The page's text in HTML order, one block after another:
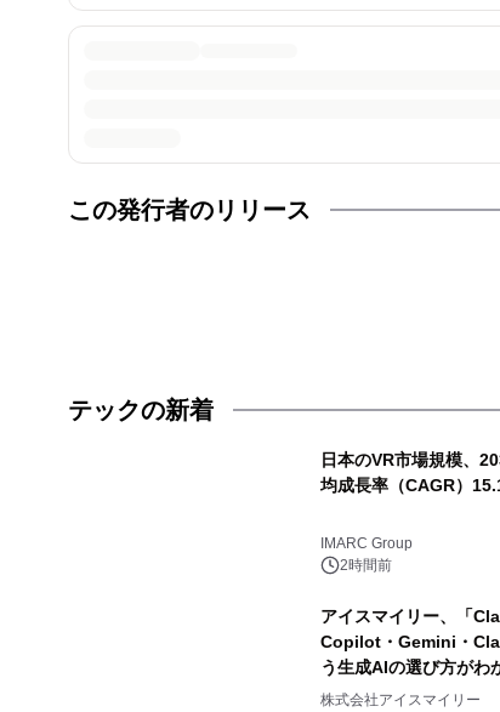
この発行者のリリース
テックの新着
日本のVR市場規模、
均成長率（CAGR）
IMARC Group
2時間前
アイスマイリー、「
Copilot・Gemini・
う生成AIの選び方がわ
株式会社アイスマイリー